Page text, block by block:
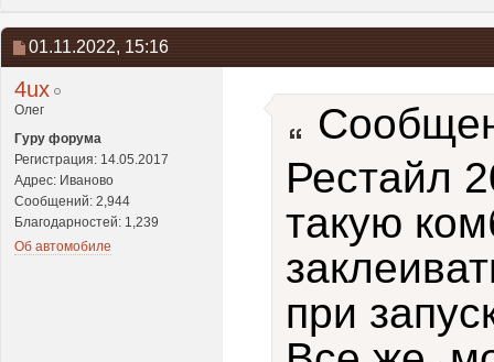
01.11.2022, 15:16
4ux
Олег
Гуру форума
Регистрация: 14.05.2017
Адрес: Иваново
Сообщений: 2,944
Благодарностей: 1,239
Об автомобиле
Рестайл
такую
при